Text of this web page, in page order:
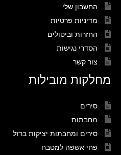
החשבון שלי
מדיניות פרטיות
החזרות וביטולים
הסדרי נגישות
צור קשר
מחלקות מובילות
סירים
מחבתות
סירים ומחבתות יציקות ברזל
פחי אשפה למטבח